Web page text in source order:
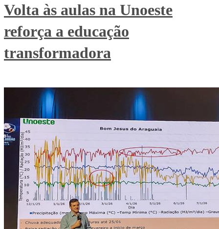
Volta às aulas na Unoeste
reforça a educação
transformadora